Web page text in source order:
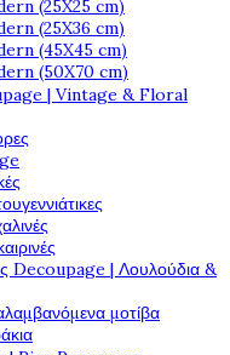
(25X25 cm)
(25X36 cm)
(45X45 cm)
(50X70 cm)
| Vintage & Floral
Decoupage | Λουλούδια &
μοτίβα